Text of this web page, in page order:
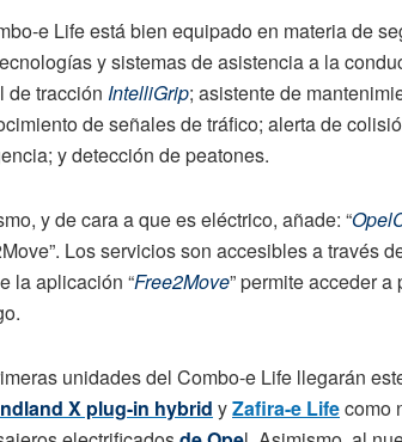
e Life está bien equipado en materia de
y sistemas de asistencia a la
de tracción IntelliGrip; asistente de
de señales de tráfico; alerta de
y detección de peatones.
y de cara a que es eléctrico, añade: “
Los servicios son accesibles a través
la aplicación “Free2Move” permite acceder
unidades del Combo-e Life llegarán
X plug-in hybrid yZafira-e Lifecomo